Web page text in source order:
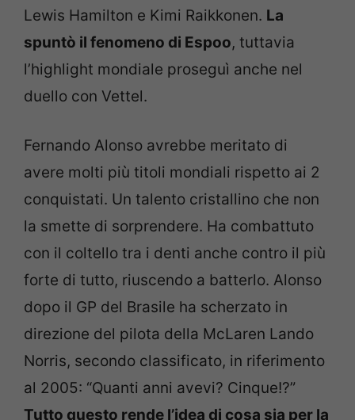
Lewis Hamilton e Kimi Raikkonen. La
spuntò il fenomeno di Espoo, tuttavia
l’highlight mondiale proseguì anche nel
duello con Vettel.
Fernando Alonso avrebbe meritato di
avere molti più titoli mondiali rispetto ai 2
conquistati. Un talento cristallino che non
la smette di sorprendere. Ha combattuto
con il coltello tra i denti anche contro il più
forte di tutto, riuscendo a batterlo. Alonso
dopo il GP del Brasile ha scherzato in
direzione del pilota della McLaren Lando
Norris, secondo classificato, in riferimento
al 2005: “Quanti anni avevi? Cinque!?”
Tutto questo rende l’idea di cosa sia per la